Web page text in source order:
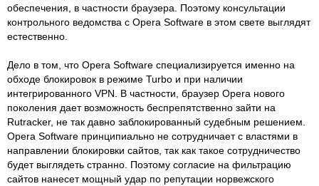
обеспечения, в частности браузера. Поэтому консультации
контрольного ведомства с Opera Software в этом свете выглядят
естественно.
Дело в том, что Opera Software специализируется именно на
обходе блокировок в режиме Turbo и при наличии
интегрированного VPN. В частности, браузер Opera нового
поколения дает возможность беспрепятственно зайти на
Rutracker, не так давно заблокированный судебным решением.
Opera Software принципиально не сотрудничает с властями в
направлении блокировки сайтов, так как такое сотрудничество
будет выглядеть странно. Поэтому согласие на фильтрацию
сайтов нанесет мощный удар по репутации норвежского